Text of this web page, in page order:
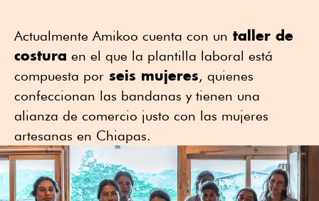
Actualmente Amikoo cuenta con un taller de
costura en el que la plantilla laboral está
compuesta por seis mujeres, quienes
confeccionan las bandanas y tienen una
alianza de comercio justo con las mujeres
artesanas en Chiapas.